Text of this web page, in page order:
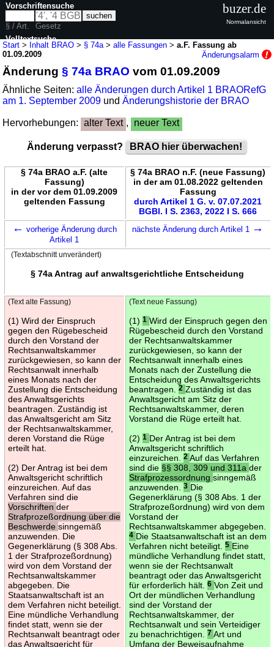
Start > Inhalt BRAO > § 74a >alle Fassungen >a.F. Fassung ab
01.09.2009
Änderungsalarm
Änderung§ 74a BRAO vom 01.09.2009
Ähnliche Seiten:alle Änderungen durch Artikel 1 BRAORefG
am 1. September 2009 undÄnderungshistorie der BRAO
Hervorhebungen: alter Text , neuer Text
Änderung verpasst? BRAO hier überwachen!
§ 74a BRAO a.F. (alte
Fassung)
in der vor dem 01.09.2009
geltenden Fassung
§ 74a BRAO n.F. (neue Fassung)
in der am 01.08.2022 geltenden
Fassung
durch Artikel 1 G. v. 07.07.2021
BGBl. I S. 2363, 2022 I S. 666
← vorherige Änderung durch
Artikel 1
nächste Änderung durch Artikel 1 →
(Textabschnitt unverändert)
§ 74a Antrag auf anwaltsgerichtliche Entscheidung
(Text alte Fassung)
(1) Wird der Einspruch
gegen den Rügebescheid
durch den Vorstand der
Rechtsanwaltskammer
zurückgewiesen, so kann der
Rechtsanwalt innerhalb
eines Monats nach der
Zustellung die Entscheidung
des Anwaltsgerichts
beantragen. Zuständig ist
das Anwaltsgericht am Sitz
der Rechtsanwaltskammer,
deren Vorstand die Rüge
erteilt hat.
(2) Der Antrag ist bei dem
Anwaltsgericht schriftlich
einzureichen. Auf das
Verfahren sind die
Vorschriften der
Strafprozeßordnung über die
Beschwerde sinngemäß
anzuwenden. Die
Gegenerklärung (§ 308 Abs.
1 der Strafprozeßordnung)
wird von dem Vorstand der
Rechtsanwaltskammer
abgegeben. Die
Staatsanwaltschaft ist an
dem Verfahren nicht beteiligt.
Eine mündliche Verhandlung
findet statt, wenn sie der
Rechtsanwalt beantragt oder
das Anwaltsgericht für
(Text neue Fassung)
(1) 1 Wird der Einspruch gegen den
Rügebescheid durch den Vorstand
der Rechtsanwaltskammer
zurückgewiesen, so kann der
Rechtsanwalt innerhalb eines
Monats nach der Zustellung die
Entscheidung des Anwaltsgerichts
beantragen.
2 Zuständig ist das
Anwaltsgericht am Sitz der
Rechtsanwaltskammer, deren
Vorstand die Rüge erteilt hat.
(2) 1 Der Antrag ist bei dem
Anwaltsgericht schriftlich
einzureichen.
2 Auf das Verfahren
sind die §§ 308, 309 und 311a der
Strafprozessordnung sinngemäß
anzuwenden.
3 Die
Gegenerklärung (§ 308 Abs. 1 der
Strafprozeßordnung) wird von dem
Vorstand der
Rechtsanwaltskammer abgegeben.
4 Die Staatsanwaltschaft ist an dem
Verfahren nicht beteiligt.
5 Eine
mündliche Verhandlung findet statt,
wenn sie der Rechtsanwalt
beantragt oder das Anwaltsgericht
für erforderlich hält.
6 Von Zeit und
Ort der mündlichen Verhandlung
sind der Vorstand der
Rechtsanwaltskammer, der
Rechtsanwalt und sein Verteidiger
zu benachrichtigen.
7 Art und
Umfang der Beweisaufnahme
Vorschriftensuche
§ / Art.
Gesetz
Volltextsuche
buzer.de
Normalansicht